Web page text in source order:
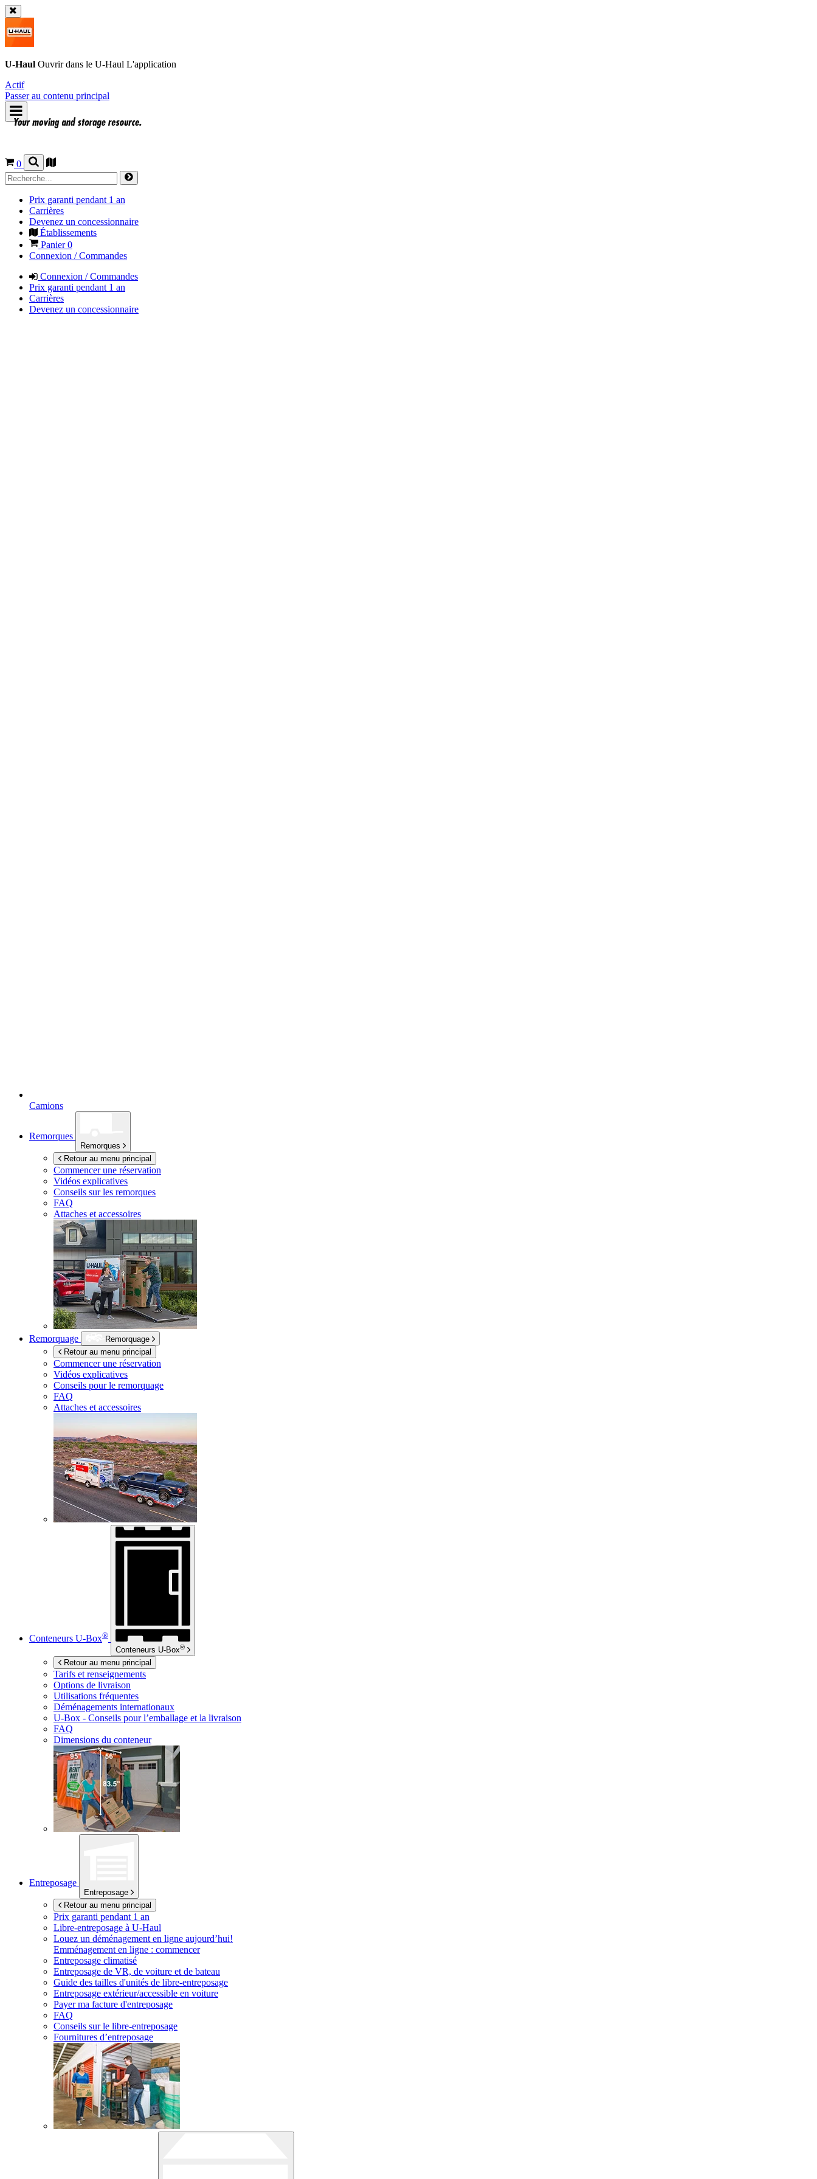
U-Haul Ouvrir dans le U-Haul L'application
Actif
Passer au contenu principal
0
Prix garanti pendant 1 an
Carrières
Devenez un concessionnaire
Établissements
Panier0
Connexion / Commandes
Connexion / Commandes
Prix garanti pendant 1 an
Carrières
Devenez un concessionnaire
Camions
Remorques
Remorques
Retour au menu principal
Commencer une réservation
Vidéos explicatives
Conseils sur les remorques
FAQ
Attaches et accessoires
Remorquage
Remorquage
Retour au menu principal
Commencer une réservation
Vidéos explicatives
Conseils pour le remorquage
FAQ
Attaches et accessoires
Conteneurs U-Box®
Conteneurs U-Box®
Retour au menu principal
Tarifs et renseignements
Options de livraison
Utilisations fréquentes
Déménagements internationaux
U-Box - Conseils pour l’emballage et la livraison
FAQ
Dimensions du conteneur
Entreposage
Entreposage
Retour au menu principal
Prix garanti pendant 1 an
Libre-entreposage à U-Haul
Louez un déménagement en ligne aujourd’hui!
Emménagement en ligne : commencer
Entreposage climatisé
Entreposage de VR, de voiture et de bateau
Guide des tailles d'unités de libre-entreposage
Entreposage extérieur/accessible en voiture
Payer ma facture d'entreposage
FAQ
Conseils sur le libre-entreposage
Fournitures d’entreposage